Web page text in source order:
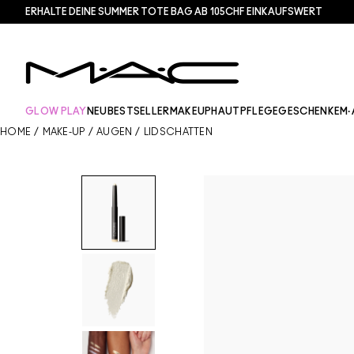
ERHALTE DEINE SUMMER TOTE BAG AB 105CHF EINKAUFSWERT​
GLOW PLAY NEU BESTSELLER MAKEUP HAUTPFLEGEGESCHENKE
HOME / MAKE-UP / AUGEN / LIDSCHATTEN